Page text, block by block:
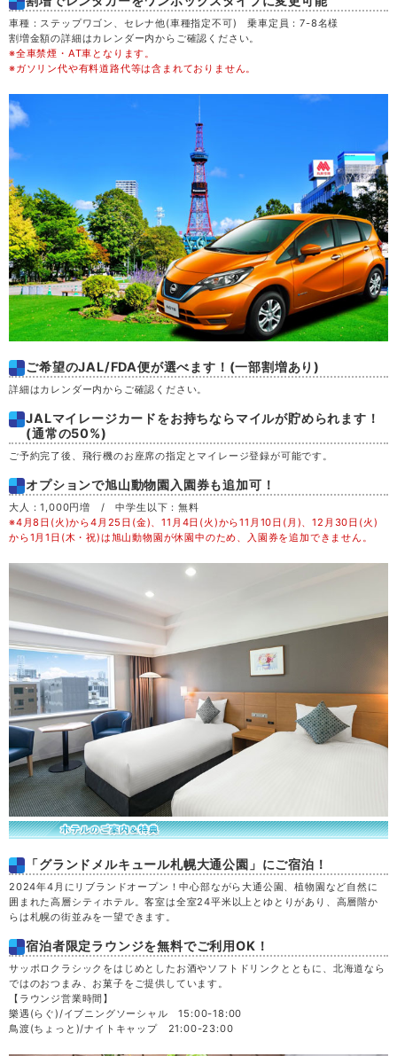
木 20
金 21
月 24
火 25
水 26
木 27
金 28
土 29
月 31
車種：ステップワゴン、セレナ他(車種指定不可) 乗車定員：7-8名様
割増金額の詳細はカレンダー内からご確認ください。
※全車禁煙・AT車となります。
※ガソリン代や有料道路代等は含まれておりません。
ご希望のJAL/FDA便が選べます！(一部割増あり)
詳細はカレンダー内からご確認ください。
JALマイレージカードをお持ちならマイルが貯められます！
(通常の50%)
ご予約完了後、飛行機のお座席の指定とマイレージ登録が可能です。
オプションで旭山動物園入園券も追加可！
大人：1,000円増 / 中学生以下：無料
※4月8日(火)から4月25日(金)、11月4日(火)から11月10日(月)、12月30日(火)
から1月1日(木・祝)は旭山動物園が休園中のため、入園券を追加できません。
「グランドメルキュール札幌大通公園」にご宿泊！
2024年4月にリブランドオープン！中心部ながら大通公園、植物園など自然に
囲まれた高層シティホテル。客室は全室24平米以上とゆとりがあり、高層階か
らは札幌の街並みを一望できます。
宿泊者限定ラウンジを無料でご利用OK！
サッポロクラシックをはじめとしたお酒やソフトドリンクとともに、北海道なら
ではのおつまみ、お菓子をご提供しています。
【ラウンジ営業時間】
樂遇(らぐ)/イブニングソーシャル 15:00-18:00
鳥渡(ちょっと)/ナイトキャップ 21:00-23:00